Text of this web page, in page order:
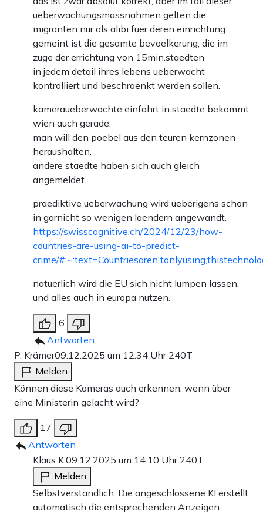
ueberwachungsmassnahmen gelten die
migranten nur als alibi fuer deren einrichtung.
gemeint ist die gesamte bevoelkerung, die im
zuge der errichtung von 15min.staedten
in jedem detail ihres lebens ueberwacht
kontrolliert und beschraenkt werden sollen.
kameraueberwachte einfahrt in staedte bekommt
wien auch gerade.
man will den poebel aus den teuren kernzonen
heraushalten.
andere staedte haben sich auch gleich
angemeldet.
praediktive ueberwachung wird ueberigens schon
in garnicht so wenigen laendern angewandt.
https://swisscognitive.ch/2024/12/23/how-
countries-are-using-ai-to-predict-
crime/
natuerlich wird die EU sich nicht lumpen lassen,
und alles auch in europa nutzen.
6
Antworten
P. Krämer09.12.2025 um 12:34 Uhr 240T
Melden
Können diese Kameras auch erkennen, wenn über
eine Ministerin gelacht wird?
17
Antworten
Klaus K.09.12.2025 um 14:10 Uhr 240T
Melden
Selbstverständlich. Die angeschlossene KI erstellt
automatisch die entsprechenden Anzeigen